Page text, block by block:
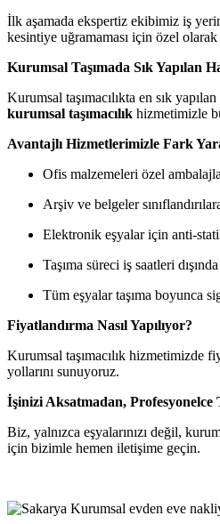
İlk aşamada ekspertiz ekibimiz iş
kesintiye uğramaması için özel
Kurumsal Taşımada Sık Yapılan
Kurumsal taşımacılıkta en sık
kurumsal taşımacılık hizmetimizle
Avantajlı Hizmetlerimizle Fark
Ofis malzemeleri özel
Arşiv ve belgeler
Elektronik eşyalar için anti-
Taşıma süreci iş saatleri
Tüm eşyalar taşıma boyunca
Fiyatlandırma Nasıl Yapılıyor?
Kurumsal taşımacılık hizmetimizde
yollarını sunuyoruz.
İşinizi Aksatmadan, Profesyonelce
Biz, yalnızca eşyalarınızı değil,
için bizimle hemen iletişime geçin.